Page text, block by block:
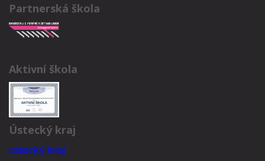
Partnerská škola
Aktivní škola
Ústecký kraj